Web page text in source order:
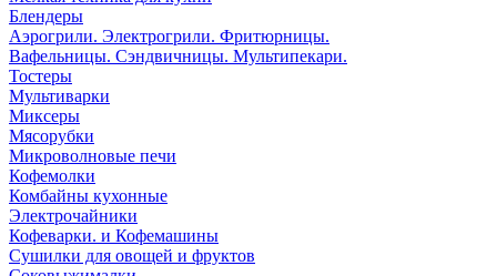
Блендеры
Аэрогрили. Электрогрили. Фритюрницы.
Вафельницы. Сэндвичницы. Мультипекари.
Тостеры
Мультиварки
Миксеры
Мясорубки
Микроволновые печи
Кофемолки
Комбайны кухонные
Электрочайники
Кофеварки. и Кофемашины
Сушилки для овощей и фруктов